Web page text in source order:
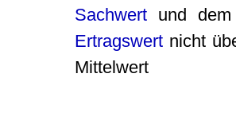
Sachwert und
Ertragswert nicht
Mittelwert